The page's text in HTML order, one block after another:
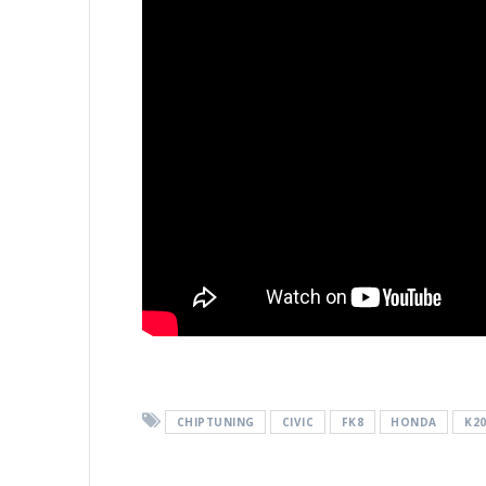
CHIPTUNING CIVIC FK8 HONDA K20